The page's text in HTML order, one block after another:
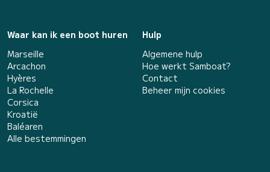
Waar kan ik een boot huren
Marseille
Arcachon
Hyères
La Rochelle
Corsica
Kroatië
Baléaren
Alle bestemmingen
Hulp
Algemene hulp
Hoe werkt Samboat?
Contact
Beheer mijn cookies